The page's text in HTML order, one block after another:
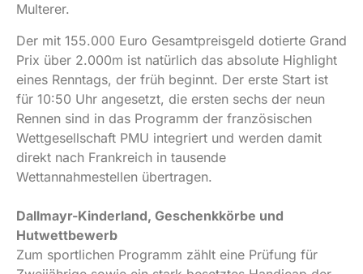
Multerer.
Der mit 155.000 Euro Gesamtpreisgeld dotierte Grand
Prix über 2.000m ist natürlich das absolute Highlight
eines Renntags, der früh beginnt. Der erste Start ist
für 10:50 Uhr angesetzt, die ersten sechs der neun
Rennen sind in das Programm der französischen
Wettgesellschaft PMU integriert und werden damit
direkt nach Frankreich in tausende
Wettannahmestellen übertragen.
Dallmayr-Kinderland, Geschenkkörbe und
Hutwettbewerb
Zum sportlichen Programm zählt eine Prüfung für